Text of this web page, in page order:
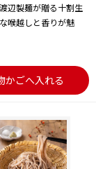
辺製麺が贈る十割生
喉越しと香りが魅
かごへ入れる